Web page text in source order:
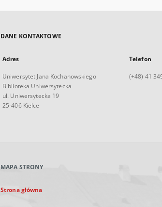
DANE KONTAKTOWE
Adres
Uniwersytet Jana Kochanowskiego
Biblioteka Uniwersytecka
ul. Uniwersytecka 19
25-406 Kielce
Telefon
(+48) 41
MAPA STRONY
Strona główna